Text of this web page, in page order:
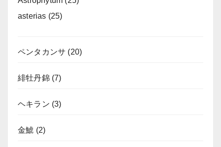
asterias (25)
ペンタカンサ (20)
緋牡丹錦(7)
ヘキラン (3)
金鯱 (2)